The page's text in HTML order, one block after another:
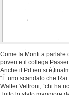
Come fa Monti a parlare
poveri e il collega
Anche il Pd ieri si è
“È uno scandalo che
Walter Veltroni, “chi ha